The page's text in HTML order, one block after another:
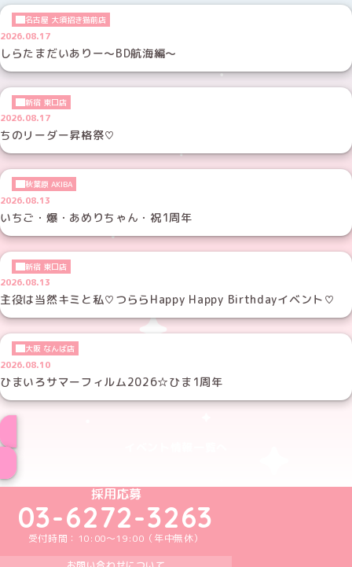
名古屋 大須招き猫前店
2026.08.17
しらたまだいありー～BD航海編～
新宿 東口店
2026.08.17
ちのリーダー昇格祭♡
秋葉原 AKIBA
2026.08.13
いちご・爆・あめりちゃん・祝1周年
新宿 東口店
2026.08.13
主役は当然キミと私♡つららHappy Happy Birthdayイベント♡
大阪 なんば店
2026.08.10
ひまいろサマーフィルム2026☆ひま1周年
めいどりーみんTikTok公式アカウント
めいどりーみんX公式アカウント
めいどりーみんInstagram公式アカウント
めいどりーみんFacebook公式アカウン
めいどりーみんYouTube公式アカ
採用応募
03-6272-3263
受付時間：10:00～19:00（年中無休）